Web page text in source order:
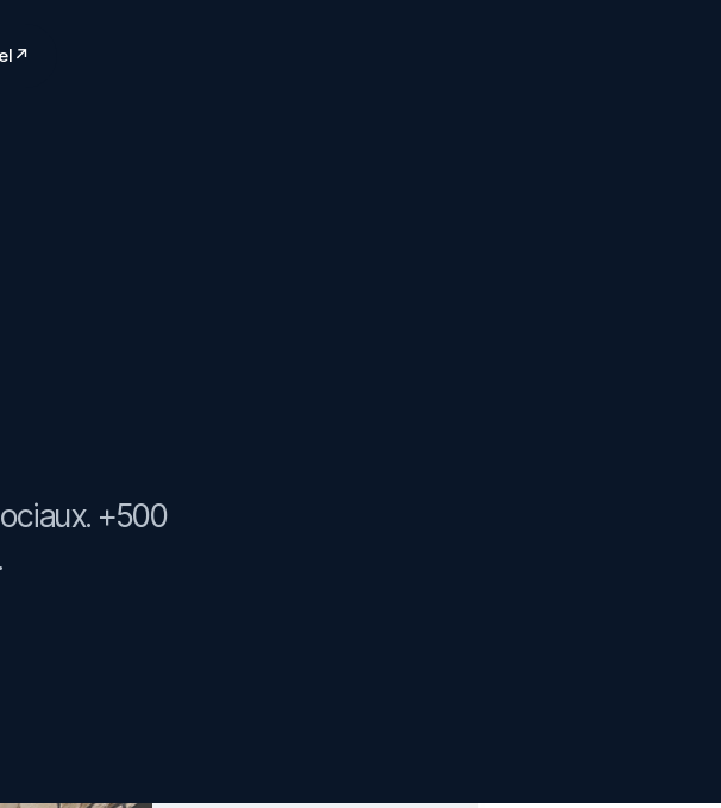
↗
+500